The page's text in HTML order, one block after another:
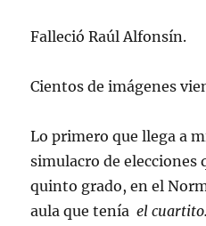
Falleció Raúl Alfonsín.
Cientos de imágenes
Lo primero que llega a
simulacro de elecciones
quinto grado, en el
aula que teníael